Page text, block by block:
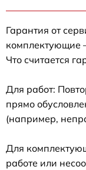
Гарантия от
комплектующие
Что считается
Для работ:
прямо
(например,
Для
работе или